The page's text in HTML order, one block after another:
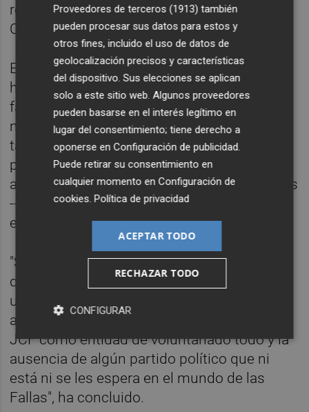
recuperando Expojove, las Campanadas o la
Cabalgata de Reyes".
El censo fallero, según ha explicado Galiana,
ha experimentado un incremento de 3.397
falleros y de 3.918 falleras --es decir, 7.315
mayores más--, mientras que la subida
también se ha reflejado entre los más
pequeños y las más pequeñas con un
ascenso de 1.368 falleros y falleras infantiles
--662 niños más y 706 niñas más--. En total,
el aumento es de 8.683 falleros y falleras.
"Son datos muy positivos que hemos
querido compartir con el Consejo Rector en
una jornada donde también hemos
aprobado por unanimidad la constitución de
JCF como entidad de voluntariado todo y la
ausencia de algún partido político que ni
está ni se les espera en el mundo de las
Fallas", ha concluido.
Proveedores de terceros (1913) también
pueden procesar sus datos para estos y
otros fines, incluido el uso de datos de
geolocalización precisos y características
del dispositivo. Sus elecciones se aplican
solo a este sitio web. Algunos proveedores
pueden basarse en el interés legítimo en
lugar del consentimiento; tiene derecho a
oponerse enConfiguración de publicidad
Puede retirar su consentimiento en
cualquier momento enConfiguración de
cookies .Política de privacidad
ACEPTAR TODO
RECHAZAR TODO
CONFIGURAR